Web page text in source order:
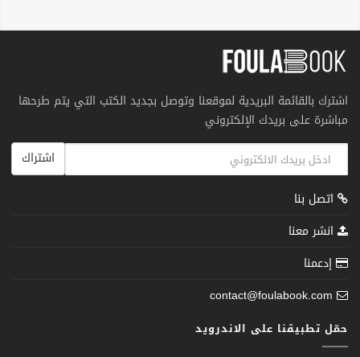
اشترك بالقائمة البريدية لموقعنا وتوصل بجديد الكتب التي يتم طرحها
مباشرة على بريدك الإلكتروني
اشتراك
اتصل بنا
انشر معنا
إدعمنا
contact@foulabook.com
حمّل تطبيقنا على الاندرويد